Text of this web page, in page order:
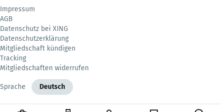
Impressum
AGB
Datenschutz bei XING
Datenschutzerklärung
Mitgliedschaft kündigen
Tracking
Mitgliedschaften widerrufen
Sprache Deutsch